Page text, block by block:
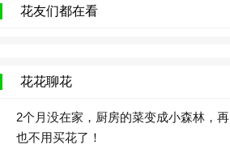
花友们都在看
花花聊花
2个月没在家，厨房的菜变成小森林，再
也不用买花了！